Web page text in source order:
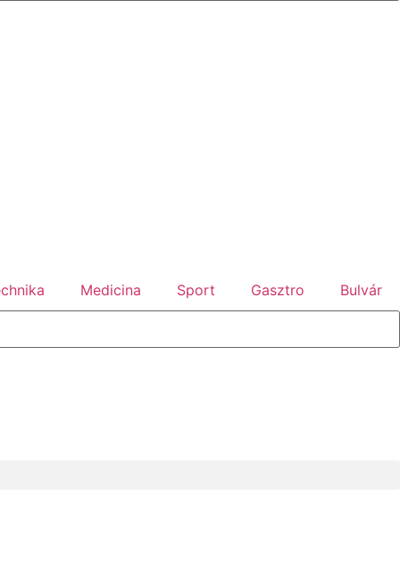
Medicina Sport Gasztro Bulvár